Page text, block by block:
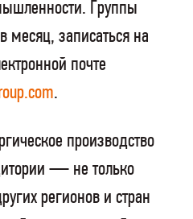
Группы
месяц, записаться на
почте
.
производство
— не только
регионов и стран